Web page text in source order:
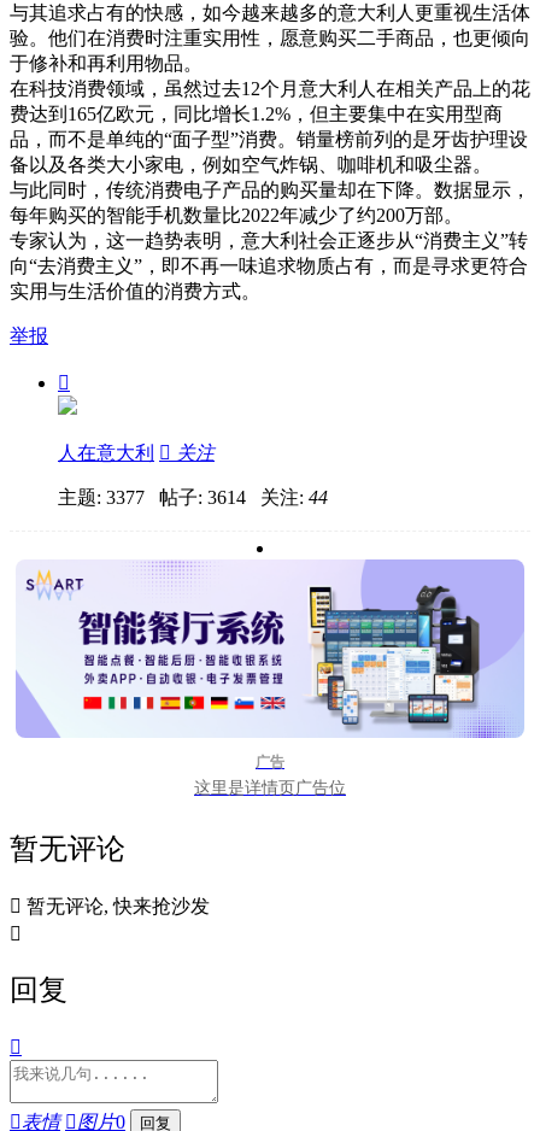
与其追求占有的快感，如今越来越多的意大利人更重视生活体
验。他们在消费时注重实用性，愿意购买二手商品，也更倾向
于修补和再利用物品。
在科技消费领域，虽然过去12个月意大利人在相关产品上的花
费达到165亿欧元，同比增长1.2%，但主要集中在实用型商
品，而不是单纯的“面子型”消费。销量榜前列的是牙齿护理设
备以及各类大小家电，例如空气炸锅、咖啡机和吸尘器。
与此同时，传统消费电子产品的购买量却在下降。数据显示，
每年购买的智能手机数量比2022年减少了约200万部。
专家认为，这一趋势表明，意大利社会正逐步从“消费主义”转
向“去消费主义”，即不再一味追求物质占有，而是寻求更符合
实用与生活价值的消费方式。
举报

人在意大利  关注
主题: 3377 帖子: 3614 关注: 44
广告
这里是详情页广告位
暂无评论
 暂无评论, 快来抢沙发

回复

表情 图片0